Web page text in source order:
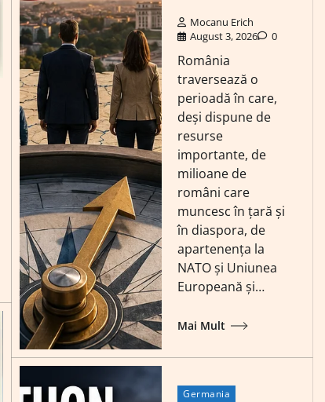
Mocanu Erich
August 3, 2026
0
România
traversează o
perioadă în care,
deși dispune de
resurse
importante, de
milioane de
români care
muncesc în țară și
în diaspora, de
apartenența la
NATO și Uniunea
Europeană și…
Mai Mult
Germania